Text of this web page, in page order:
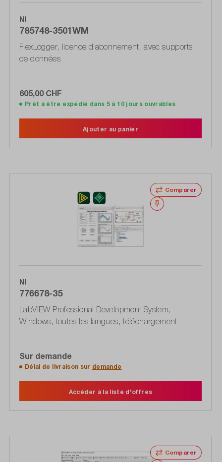
NI
785748-3501WM
FlexLogger, licence d'abonnement, avec supports
de données
605,00 CHF
Prêt à être expédié dans 5 à 10 jours ouvrables
Ajouter au panier
Comparer
Noter
NI
776678-35
LabVIEW Professional Development System,
Windows, toutes les langues, téléchargement
Sur demande
Délai de livraison sur demande
Accéder à la liste d'offres
Comparer